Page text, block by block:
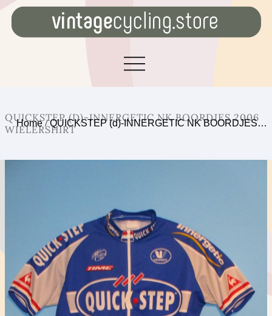
QUICKSTEP (D)-INNERGETIC NK BOORDJES 2006
WIELERSHIRT
Home/QUICKSTEP (d)-INNERGETIC NK BOORDJES…